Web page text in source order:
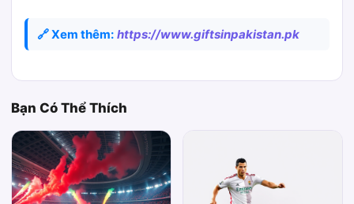
🔗 Xem thêm: https://www.giftsinpakistan.pk
Bạn Có Thể Thích